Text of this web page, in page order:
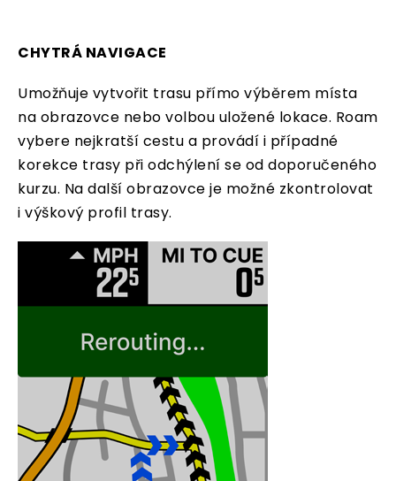
CHYTRÁ NAVIGACE
Umožňuje vytvořit trasu přímo výběrem místa
na obrazovce nebo volbou uložené lokace. Roam
vybere nejkratší cestu a provádí i případné
korekce trasy při odchýlení se od doporučeného
kurzu. Na další obrazovce je možné zkontrolovat
i výškový profil trasy.